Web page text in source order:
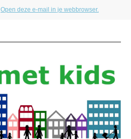
Open deze e-mail in je webbrowser.